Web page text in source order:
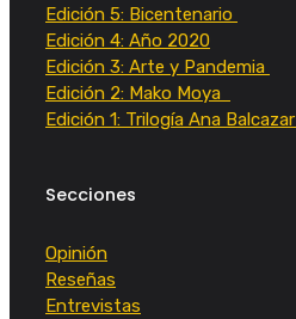
Edición 5: Bicentenario
Edición 4: Año 2020
Edición 3: Arte y Pandemia
Edición 2: Mako Moya
Edición 1: Trilogía Ana Balcazar
Secciones
Opinión
Reseñas
Entrevistas